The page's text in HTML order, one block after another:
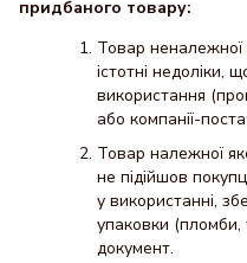
придбаного товару:
Товар неналежної
істотні
використання
або компанії-
Товар належної
не підійшов
у використанні,
упаковки
документ.